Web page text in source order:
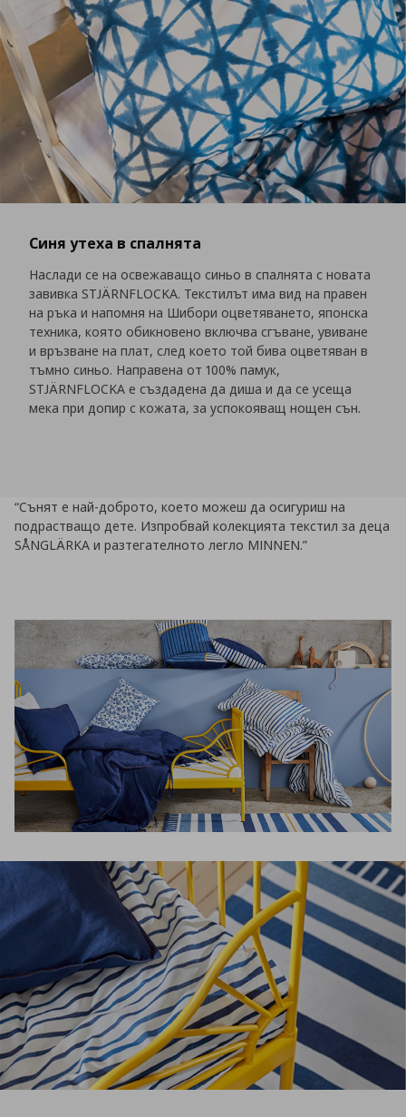
Синя утеха в спалнята
Наслади се на освежаващо синьо в спалнята с новата
завивка STJÄRNFLOCKA. Текстилът има вид на правен
на ръка и напомня на Шибори оцветяването, японска
техника, която обикновено включва сгъване, увиване
и връзване на плат, след което той бива оцветяван в
тъмно синьо. Направена от 100% памук,
STJÄRNFLOCKA е създадена да диша и да се усеща
мека при допир с кожата, за успокояващ нощен сън.
“Сънят е най-доброто, което можеш да осигуриш на
подрастващо дете. Изпробвай колекцията текстил за деца
SÅNGLÄRKA и разтегателното легло MINNEN.”